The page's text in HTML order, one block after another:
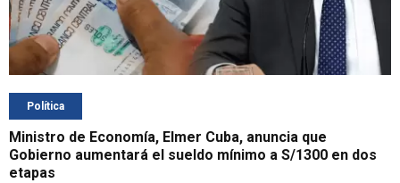
Política
Ministro de Economía, Elmer Cuba, anuncia que
Gobierno aumentará el sueldo mínimo a S/1300 en dos
etapas